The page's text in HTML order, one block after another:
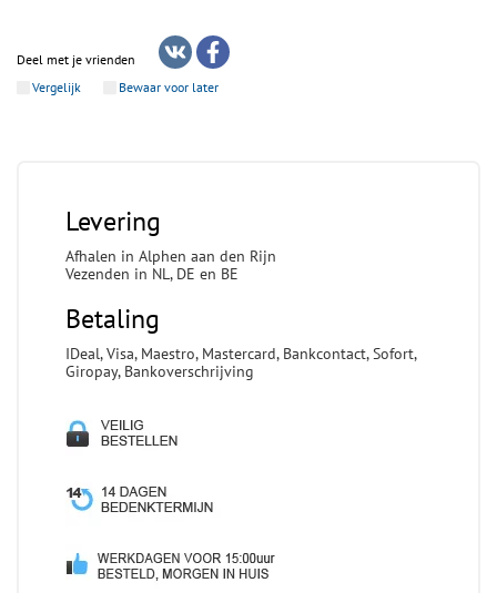
Deel met je vrienden
Vergelijk
Bewaar voor later
Levering
Afhalen in Alphen aan den Rijn
Vezenden in NL, DE en BE
Betaling
IDeal, Visa, Maestro, Mastercard, Bankcontact, Sofort,
Giropay, Bankoverschrijving